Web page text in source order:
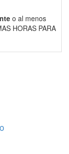
o al menos
HORAS PARA